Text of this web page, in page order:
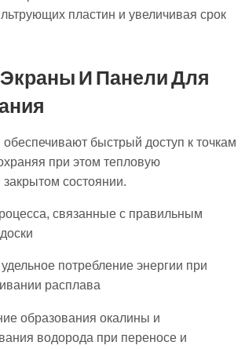
пластин и увеличивая срок
И Панели Для
быстрый доступ к точкам
при этом тепловую
состоянии.
связанные с правильным
потребление энергии при
расплава
образования окалины и
водорода при переносе и